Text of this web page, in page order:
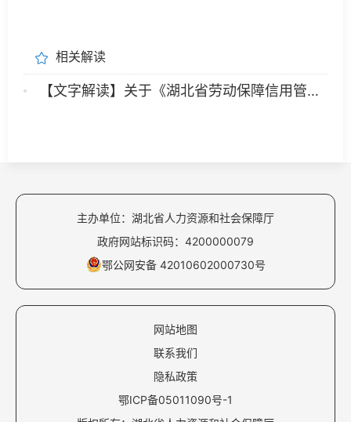
相关解读
【文字解读】关于《湖北省劳动保障信用管理暂行办法》的解读
主办单位：湖北省人力资源和社会保障厅
政府网站标识码：4200000079
鄂公网安备 42010602000730号
网站地图
联系我们
隐私政策
鄂ICP备05011090号-1